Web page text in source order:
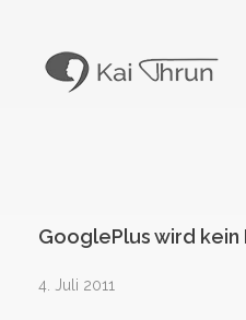
GooglePlus wird kein
4. Juli 2011